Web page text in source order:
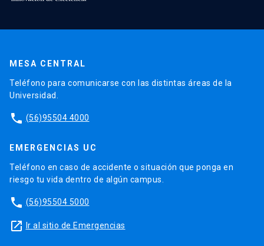
MESA CENTRAL
Teléfono para comunicarse con las distintas áreas de la
Universidad.
phone (56)95504 4000
EMERGENCIAS UC
Teléfono en caso de accidente o situación que ponga en
riesgo tu vida dentro de algún campus.
phone (56)95504 5000
launch Ir al sitio de Emergencias